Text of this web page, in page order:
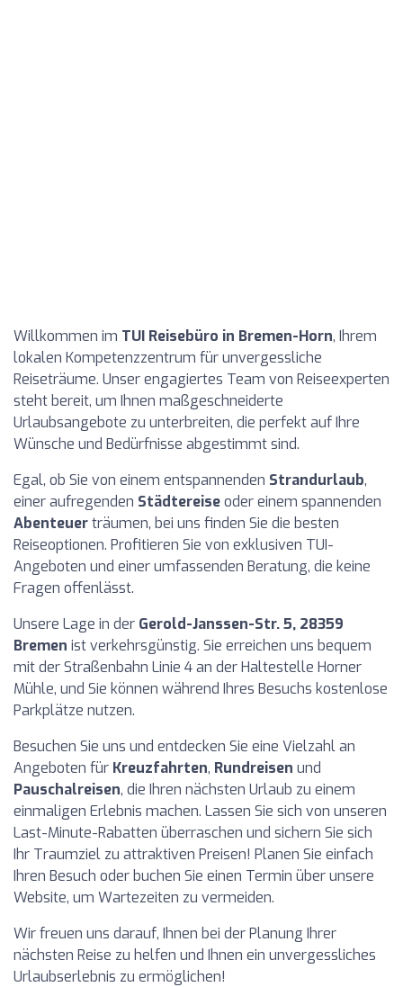
Willkommen im TUI Reisebüro in Bremen-Horn, Ihrem
lokalen Kompetenzzentrum für unvergessliche
Reiseträume. Unser engagiertes Team von Reiseexperten
steht bereit, um Ihnen maßgeschneiderte
Urlaubsangebote zu unterbreiten, die perfekt auf Ihre
Wünsche und Bedürfnisse abgestimmt sind.
Egal, ob Sie von einem entspannenden Strandurlaub,
einer aufregenden Städtereiseoder einem spannenden
Abenteuerträumen, bei uns finden Sie die besten
Reiseoptionen. Profitieren Sie von exklusiven TUI-
Angeboten und einer umfassenden Beratung, die keine
Fragen offenlässt.
Unsere Lage in der Gerold-Janssen-Str. 5, 28359
Bremen ist verkehrsgünstig. Sie erreichen uns bequem
mit der Straßenbahn Linie 4 an der Haltestelle Horner
Mühle, und Sie können während Ihres Besuchs kostenlose
Parkplätze nutzen.
Besuchen Sie uns und entdecken Sie eine Vielzahl an
Angeboten für Kreuzfahrten, Rundreisen und
Pauschalreisen, die Ihren nächsten Urlaub zu einem
einmaligen Erlebnis machen. Lassen Sie sich von unseren
Last-Minute-Rabatten überraschen und sichern Sie sich
Ihr Traumziel zu attraktiven Preisen! Planen Sie einfach
Ihren Besuch oder buchen Sie einen Termin über unsere
Website, um Wartezeiten zu vermeiden.
Wir freuen uns darauf, Ihnen bei der Planung Ihrer
nächsten Reise zu helfen und Ihnen ein unvergessliches
Urlaubserlebnis zu ermöglichen!